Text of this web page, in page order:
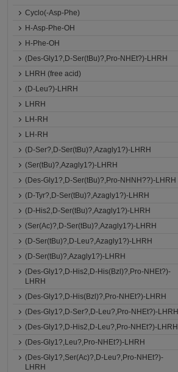
Cyclo(-Asp-Phe)
H-Asp-Phe-OH
H-Phe-OH
(Des-Gly1?,D-Ser(tBu)?,Pro-NHEt?)-LHRH
LHRH (free acid)
(D-Leu?)-LHRH
LHRH
LH-RH
LH-RH
(D-Ser?,D-Ser(tBu)?,Azagly1?)-LHRH
(Ser(tBu)?,Azagly1?)-LHRH
(Des-Gly1?,D-Ser(tBu)?,Pro-NHNH??)-LHRH
(D-Tyr?,D-Ser(tBu)?,Azagly1?)-LHRH
(D-His2,D-Ser(tBu)?,Azagly1?)-LHRH
(Ser(Ac)?,D-Ser(tBu)?,Azagly1?)-LHRH
(D-Ser(tBu)?,D-Leu?,Azagly1?)-LHRH
(D-Ser(tBu)?,Azagly1?)-LHRH
(Des-Gly1?,D-His2,D-His(Bzl)?,Pro-NHEt?)-
LHRH
(Des-Gly1?,D-His(Bzl)?,Pro-NHEt?)-LHRH
(Des-Gly1?,D-Ser?,D-Leu?,Pro-NHEt?)-LHRH
(Des-Gly1?,D-His2,D-Leu?,Pro-NHEt?)-LHRH
(Des-Gly1?,Leu?,Pro-NHEt?)-LHRH
(Des-Gly1?,Ser(Ac)?,D-Leu?,Pro-NHEt?)-
LHRH